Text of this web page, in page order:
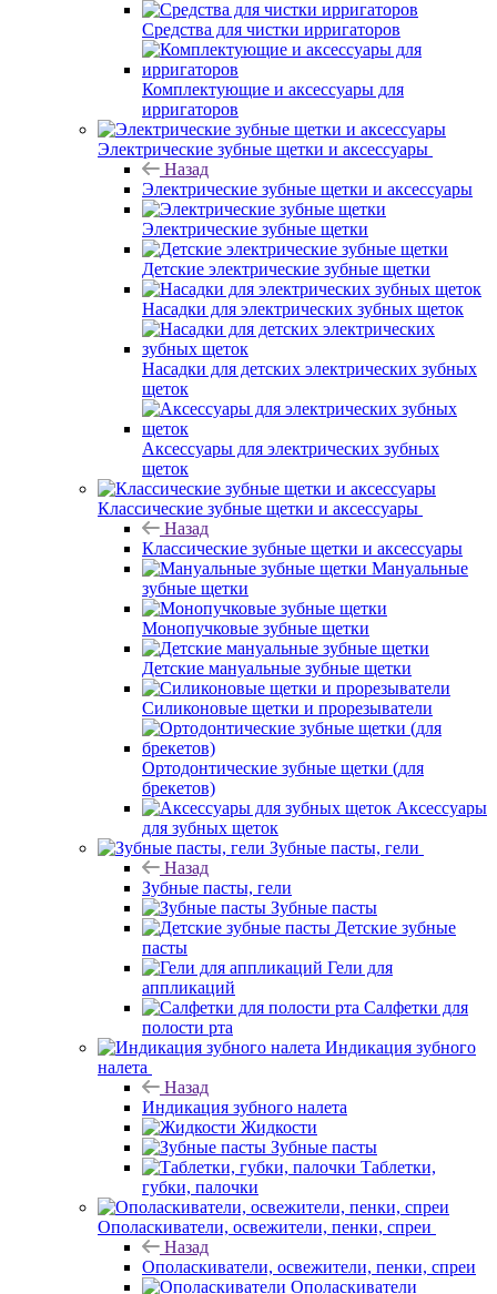
Средства для чистки ирригаторов
Комплектующие и аксессуары для
ирригаторов
Электрические зубные щетки и аксессуары
Назад
Электрические зубные щетки и аксессуары
Электрические зубные щетки
Детские электрические зубные щетки
Насадки для электрических зубных щеток
Насадки для детских электрических зубных
щеток
Аксессуары для электрических зубных
щеток
Классические зубные щетки и аксессуары
Назад
Классические зубные щетки и аксессуары
Мануальные
зубные щетки
Монопучковые зубные щетки
Детские мануальные зубные щетки
Силиконовые щетки и прорезыватели
Ортодонтические зубные щетки (для
брекетов)
Аксессуары
для зубных щеток
Зубные пасты, гели
Назад
Зубные пасты, гели
Зубные пасты
Детские зубные
пасты
Гели для
аппликаций
Салфетки для
полости рта
Индикация зубного
налета
Назад
Индикация зубного налета
Жидкости
Зубные пасты
Таблетки,
губки, палочки
Ополаскиватели, освежители, пенки, спреи
Назад
Ополаскиватели, освежители, пенки, спреи
Ополаскиватели